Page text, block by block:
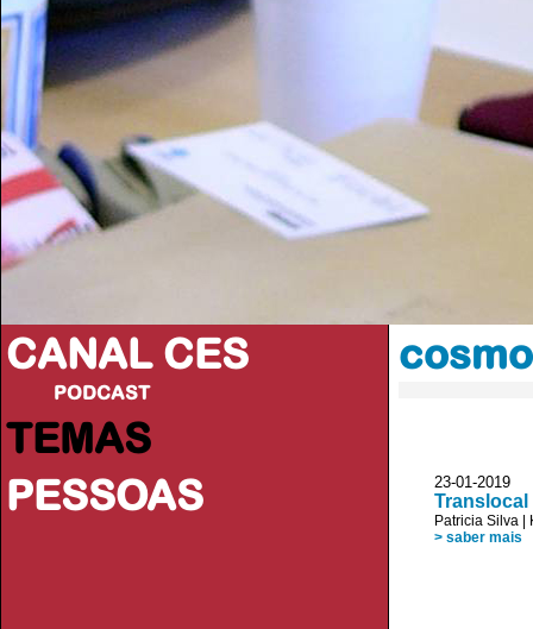
CANAL CES
PODCAST
TEMAS
PESSOAS
23-01-
Translocal
Patricia Silva
> saber mais